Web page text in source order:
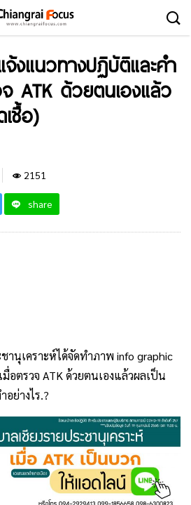
งแนวทางปฏิบัติและคำ
ATK ด้วยตนเองแล้ว
ชื้อ)
2151
share
านุเคราะห์ได้จัดทำภาพ info graphic
ตรวจ ATK ด้วยตนเองแล้วผลเป็น
อย่างไร.?